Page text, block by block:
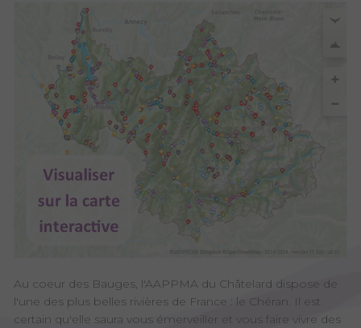
Au coeur des Bauges, l'AAPPMA du Châtelard dispose de
l'une des plus belles rivières de France : le Chéran. Il est
certain qu'elle saura vous émerveiller et vous faire vivre des